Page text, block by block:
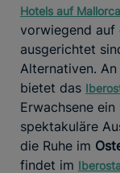
Hotels auf Mallorca
vorwiegend auf
ausgerichtet
Alternativen.
bietet das
Erwachsene
spektakuläre
die Ruhe im
findet im